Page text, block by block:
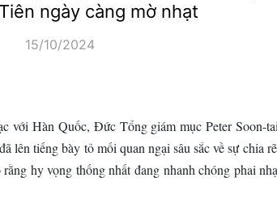
ngày càng mờ nhạt
15/10/2024
với Hàn Quốc, Đức Tổng giám mục Peter Soon-
lên tiếng bày tỏ mối quan ngại sâu sắc về sự chia
hy vọng thống nhất đang nhanh chóng phai